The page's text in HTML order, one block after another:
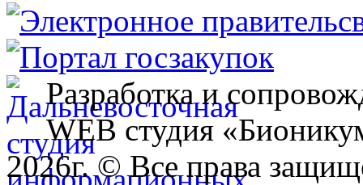
Разработка и
WEB студия
2026г. © Все права